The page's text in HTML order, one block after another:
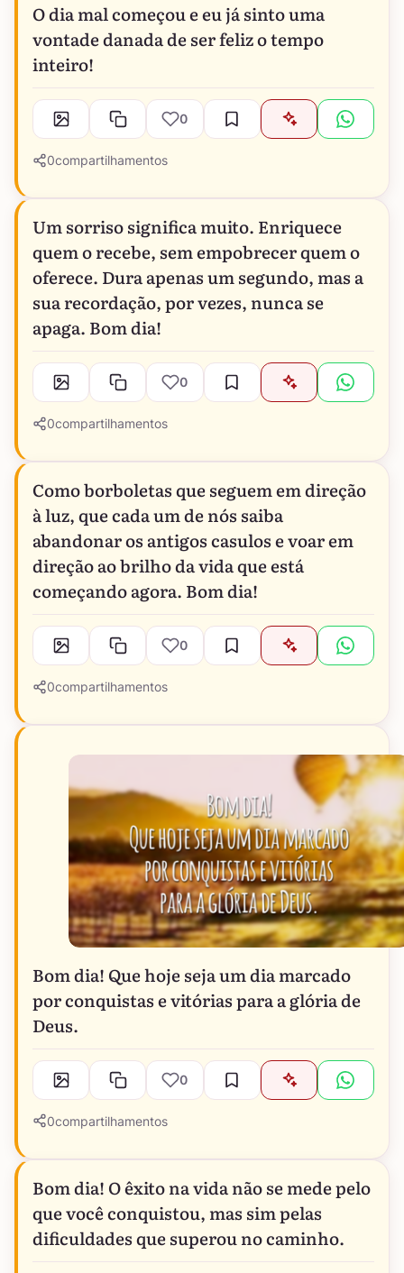
O dia mal começou e eu já sinto uma
vontade danada de ser feliz o tempo
inteiro!
0
0compartilhamentos
Um sorriso significa muito. Enriquece
quem o recebe, sem empobrecer quem o
oferece. Dura apenas um segundo, mas a
sua recordação, por vezes, nunca se
apaga. Bom dia!
0
0compartilhamentos
Como borboletas que seguem em direção
à luz, que cada um de nós saiba
abandonar os antigos casulos e voar em
direção ao brilho da vida que está
começando agora. Bom dia!
0
0compartilhamentos
Bom dia! Que hoje seja um dia marcado
por conquistas e vitórias para a glória de
Deus.
0
0compartilhamentos
Bom dia! O êxito na vida não se mede pelo
que você conquistou, mas sim pelas
dificuldades que superou no caminho.